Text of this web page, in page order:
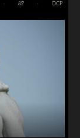
· 82' · DCP